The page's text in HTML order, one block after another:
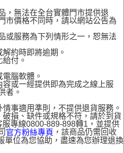
，無法在全台實體門市提供退
市價格不同時，請以網站公告為
或服務為下列情形之一，恕無法
約時即將逾期。
付。
腦軟體。
或一經提供即為完成之線上服
者。
事適用準則，不提供退貨服務。
損、缺件或規格不符，請於到貨
專線0800-889-898轉1，並提供
官方粉絲專頁 ，該商品仍需回收
單位為您協助，盡速為您辦理退換